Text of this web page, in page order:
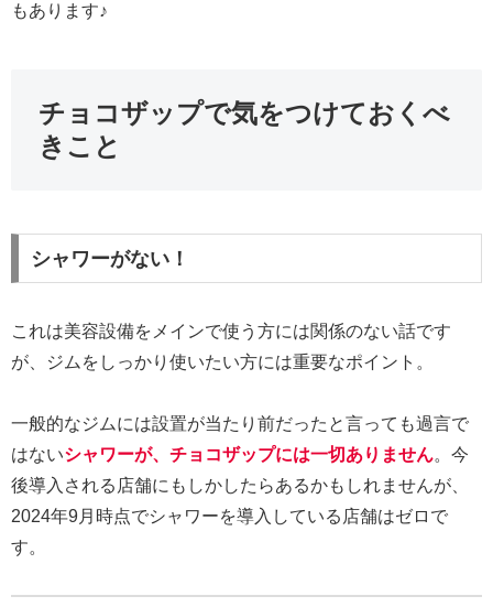
もあります♪
チョコザップで気をつけておくべ
きこと
シャワーがない！
これは美容設備をメインで使う方には関係のない話です
が、ジムをしっかり使いたい方には重要なポイント。
一般的なジムには設置が当たり前だったと言っても過言で
はないシャワーが、チョコザップには一切ありません。今
後導入される店舗にもしかしたらあるかもしれませんが、
2024年9月時点でシャワーを導入している店舗はゼロで
す。